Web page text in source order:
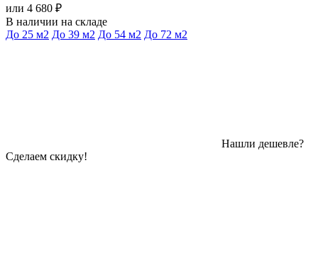
или 4 680 ₽
В наличии на складе
До 25 м2 До 39 м2 До 54 м2 До 72 м2
Нашли дешевле?
Сделаем скидку!